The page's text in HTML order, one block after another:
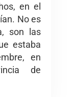
en el
No es
son las
estaba
en
de